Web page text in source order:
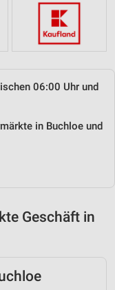
06:00 Uhr und
in Buchloe und
Geschäft in